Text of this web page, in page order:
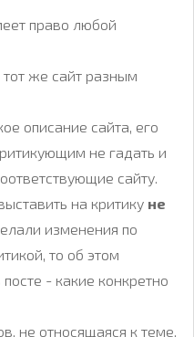
право любой
же сайт разным
описание сайта, его
не гадать и
сайту.
на критику не
изменения по
то об этом
- какие конкретно
не относящаяся к теме,